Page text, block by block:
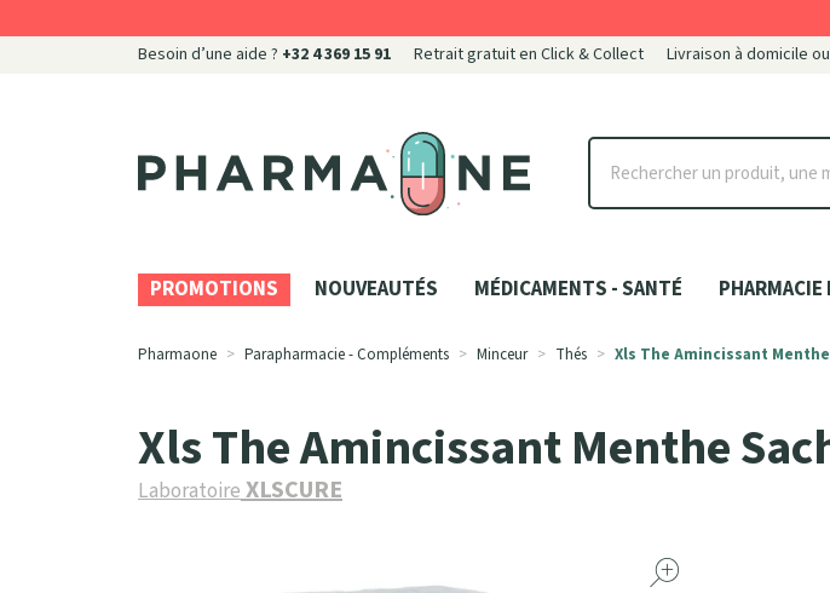
Besoin d’une aide ? +32 4 369 15 91 Retrait gratuit en Click & Collect Livraison à domicile
Pharmaone Votre pharmacie en ligne à votre service
PROMOTIONS NOUVEAUTÉS MÉDICAMENTS - SANTÉ PHARMACIE
Pharmaone Parapharmacie - Compléments Minceur Thés Xls The Amincissant Menthe
Xls The Amincissant Menthe
LaboratoireXLSCURE